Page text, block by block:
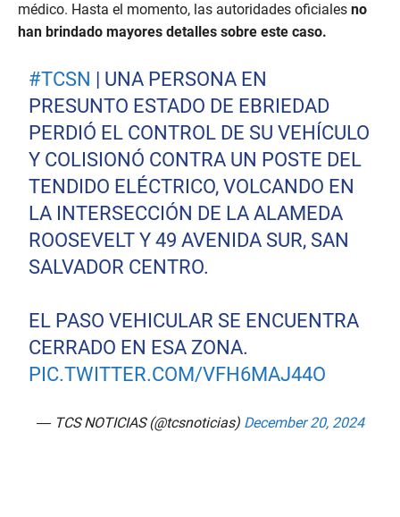
médico. Hasta el momento, las autoridades oficiales no
han brindado mayores detalles sobre este caso.
#TCSN | UNA PERSONA EN
PRESUNTO ESTADO DE EBRIEDAD
PERDIÓ EL CONTROL DE SU VEHÍCULO
Y COLISIONÓ CONTRA UN POSTE DEL
TENDIDO ELÉCTRICO, VOLCANDO EN
LA INTERSECCIÓN DE LA ALAMEDA
ROOSEVELT Y 49 AVENIDA SUR, SAN
SALVADOR CENTRO.
EL PASO VEHICULAR SE ENCUENTRA
CERRADO EN ESA ZONA.
PIC.TWITTER.COM/VFH6MAJ44O
— TCS NOTICIAS (@tcsnoticias) December 20, 2024